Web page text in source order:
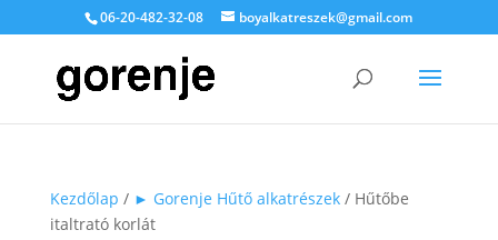
06-20-482-32-08 boyalkatreszek@gmail.com
Kezdőlap / ► Gorenje Hűtő alkatrészek/ Hűtőbe
italtrató korlát